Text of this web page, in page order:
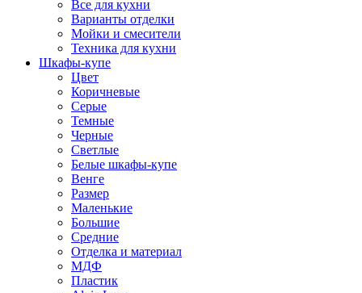
Все для кухни
Варианты отделки
Мойки и смесители
Техника для кухни
Шкафы-купе
Цвет
Коричневые
Серые
Темные
Черные
Светлые
Белые шкафы-купе
Венге
Размер
Маленькие
Большие
Средние
Отделка и материал
МДФ
Пластик